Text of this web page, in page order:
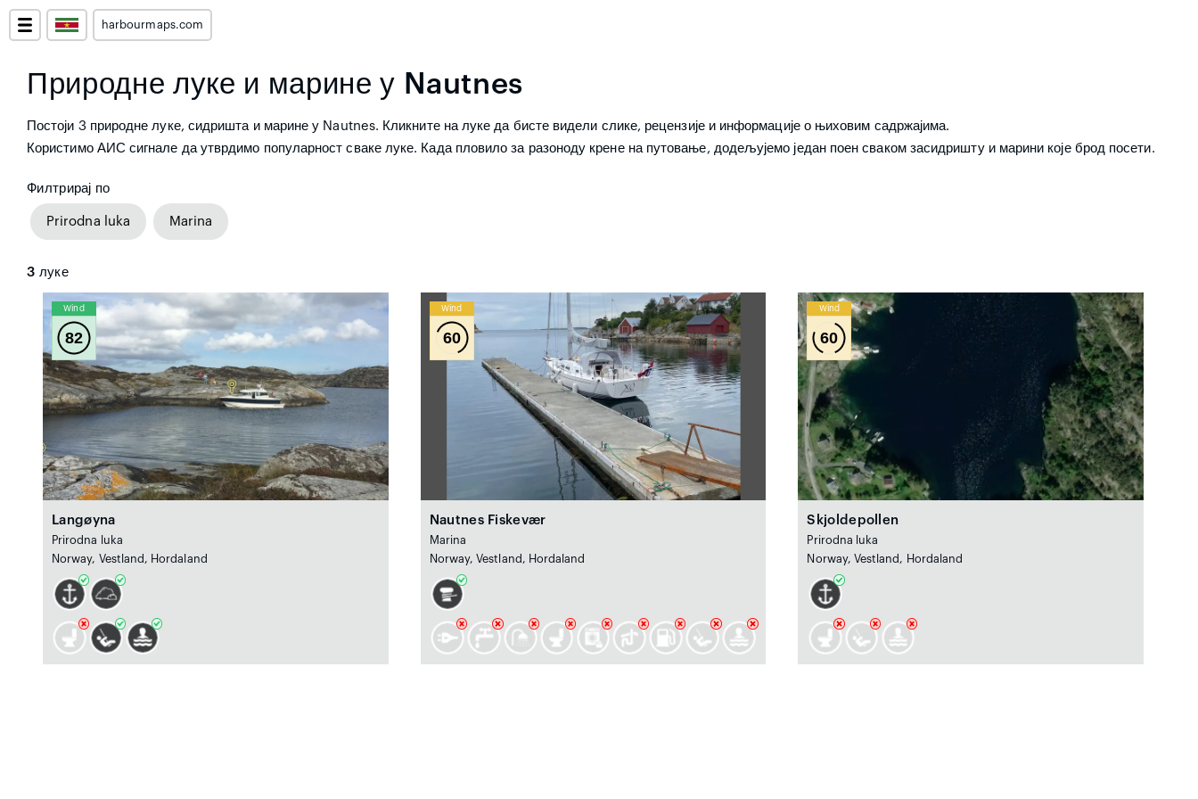
harbourmaps.com
Природне луке и марине у Nautnes
Постоји 3 природне луке, сидришта и марине у Nautnes. Кликните на луке да бисте видели слике, рецензије и информације о њиховим садржајима.
Користимо АИС сигнале да утврдимо популарност сваке луке. Када пловило за разоноду крене на путовање, додељујемо један поен сваком засидришту и марини које брод посети.
Филтрирај по
Prirodna luka Marina
3 луке
Wind
82
Langøyna
Prirodna luka
Norway, Vestland, Hordaland
Wind
60
Nautnes Fiskevær
Marina
Norway, Vestland, Hordaland
Wind
60
Skjoldepollen
Prirodna luka
Norway, Vestland, Hordaland